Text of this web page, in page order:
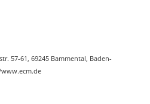
57-61, 69245 Bammental, Baden-